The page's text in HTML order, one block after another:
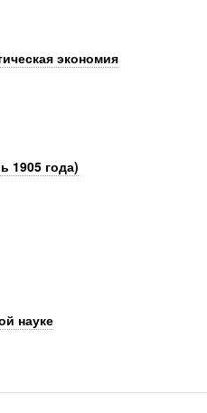
экономия
1905 года)
науке